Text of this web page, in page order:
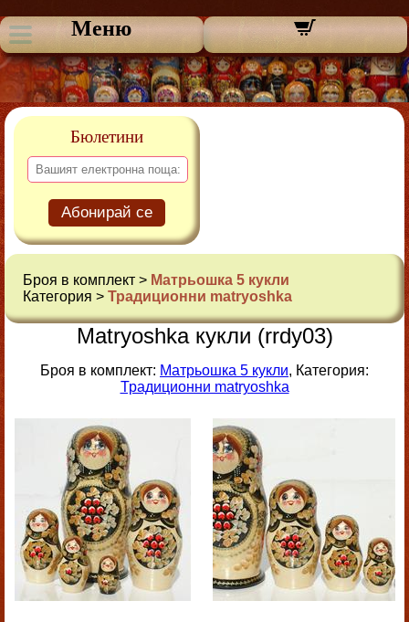
Меню
Бюлетини
Абонирай се
Броя в комплект > Матрьошка 5 кукли
Категория > Традиционни matryoshka
Matryoshka кукли (rrdy03)
Броя в комплект: Матрьошка 5 кукли, Категория:
Традиционни matryoshka